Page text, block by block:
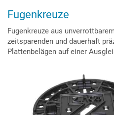
Fugenkreuze
Fugenkreuze aus
zeitsparenden und dauerhaft
Plattenbelägen auf einer